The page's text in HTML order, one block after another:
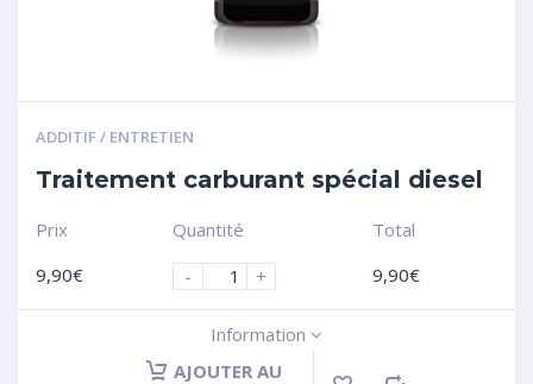
ADDITIF / ENTRETIEN
Traitement carburant spécial diesel
Prix
9,90€
Quantité
-
+
Total
9,90€
Information
AJOUTER AU